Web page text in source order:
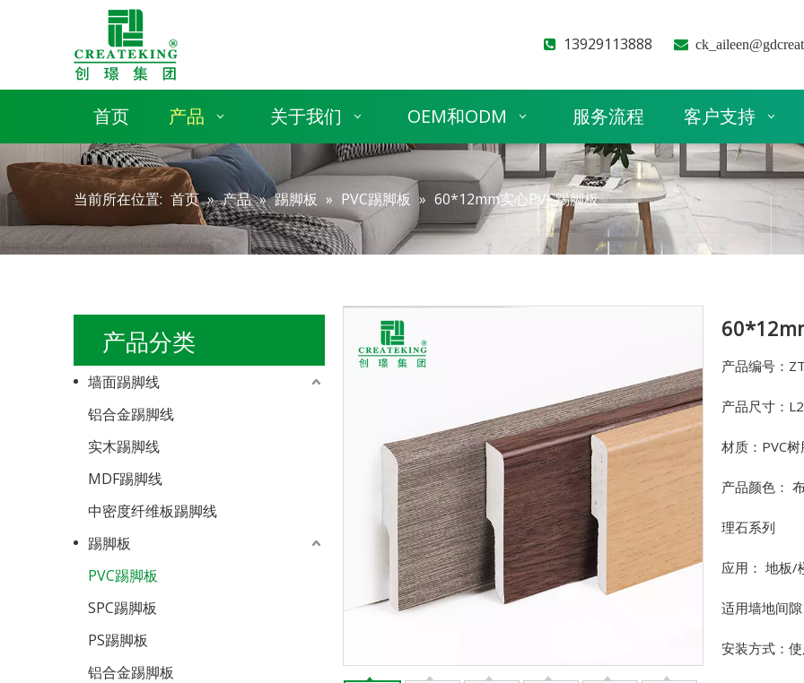
 13929113888 
首页 产品 关于我们 OEM和ODM 服务流程 客户支持
当前所在位置: 首页 » 产品 » 踢脚板 » PVC踢脚板 » 60*12mm实心PVC踢脚板
产品分类
墙面踢脚线
铝合金踢脚线
实木踢脚线
MDF踢脚线
中密度纤维板踢脚线
踢脚板
PVC踢脚板
SPC踢脚板
PS踢脚板
铝合金踢脚板
产品编号：
产品尺寸：
材质：PVC树
产品颜色：
理石系列
应用： 地板/
适用墙地间
安装方式：